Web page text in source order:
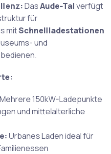
DasAude-Talverfügt
für
mitSchnellladestationen
und
Mehrere 150kW-Ladepunkte
und mittelalterliche
Urbanes Laden ideal für